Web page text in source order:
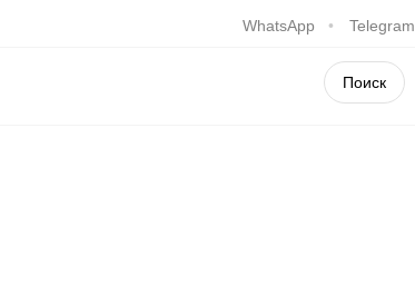
WhatsApp • Telegram
Поиск